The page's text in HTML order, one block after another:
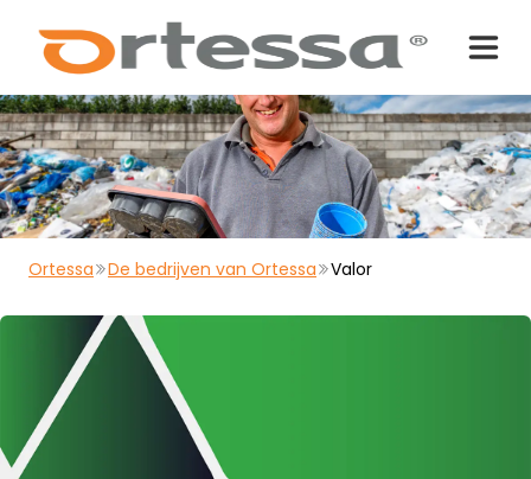
Ortessa De bedrijven van Ortessa Valor